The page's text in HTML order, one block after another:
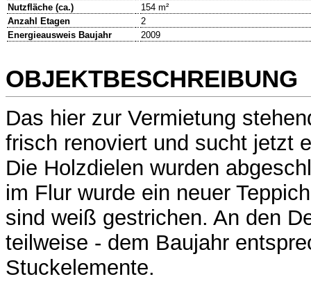
Nutzfläche (ca.)
154 m²
Anzahl Etagen
2
Energieausweis Baujahr
2009
OBJEKTBESCHREIBUNG
Das hier zur Vermietung
frisch renoviert und sucht jetzt
Die Holzdielen wurden
im Flur wurde ein neuer
sind weiß gestrichen. An den
teilweise - dem Baujahr
Stuckelemente.